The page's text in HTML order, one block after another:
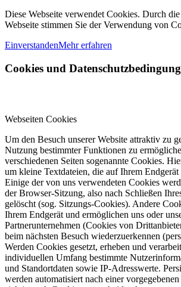
Diese Webseite verwendet Cookies. Durch
Webseite stimmen Sie der Verwendung von
EinverstandenMehr erfahren
Cookies und
Webseiten Cookies
Um den Besuch unserer Website attraktiv zu
Nutzung bestimmter Funktionen zu
verschiedenen Seiten sogenannte Cookies.
um kleine Textdateien, die auf Ihrem Endgerät
Einige der von uns verwendeten Cookies
der Browser-Sitzung, also nach Schließen
gelöscht (sog. Sitzungs-Cookies). Andere
Ihrem Endgerät und ermöglichen uns oder
Partnerunternehmen (Cookies von
beim nächsten Besuch wiederzuerkennen
Werden Cookies gesetzt, erheben und
individuellen Umfang bestimmte
und Standortdaten sowie IP-Adresswerte.
werden automatisiert nach einer